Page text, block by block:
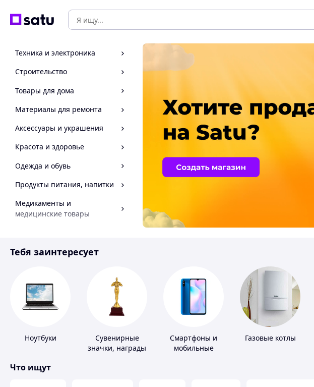
Техника и электроника
Строительство
Товары для дома
Материалы для ремонта
Аксессуары и украшения
Красота и здоровье
Одежда и обувь
Продукты питания, напитки
Медикаменты и
медицинские товары
Инструмент
Тебя заинтересует
Ноутбуки
Сувенирные
значки, награды
Смартфоны и
мобильные
Газовые котлы
Что ищут